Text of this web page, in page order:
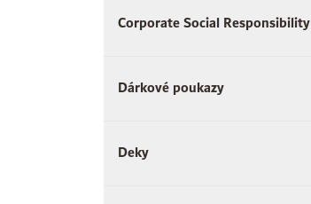
Corporate Social Responsibility
Dárkové poukazy
Deky